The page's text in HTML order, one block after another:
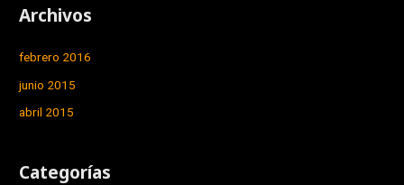
Archivos
febrero 2016
junio 2015
abril 2015
Categorías